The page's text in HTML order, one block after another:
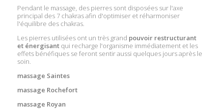
Pendant le massage, des pierres sont disposées sur l'axe
principal des 7 chakras afin d'optimiser et réharmoniser
l'équilibre des chakras.
Les pierres utilisées ont un très grand pouvoir restructurant
et énergisant qui recharge l'organisme immédiatement et les
effets bénéfiques se feront sentir aussi quelques jours après le
soin.
massage Saintes
massage Rochefort
massage Royan